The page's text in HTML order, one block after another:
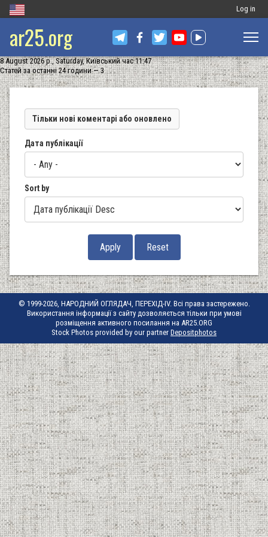
Меню
запису
Log in
ar25.org
8 August 2026 р., Saturday, Київський час 11:47
Статей за останні 24 години — 3
Тільки нові коментарі або оновлено
Дата публікації
Sort by
© 1999-2026, НАРОДНИЙ ОГЛЯДАЧ, ПЕРЕХІД-IV. Всі права застережено.
Використання інформації з сайту дозволяється тільки при умові
розміщення активного посилання на AR25.ORG
Stock Photos provided by our partner Depositphotos